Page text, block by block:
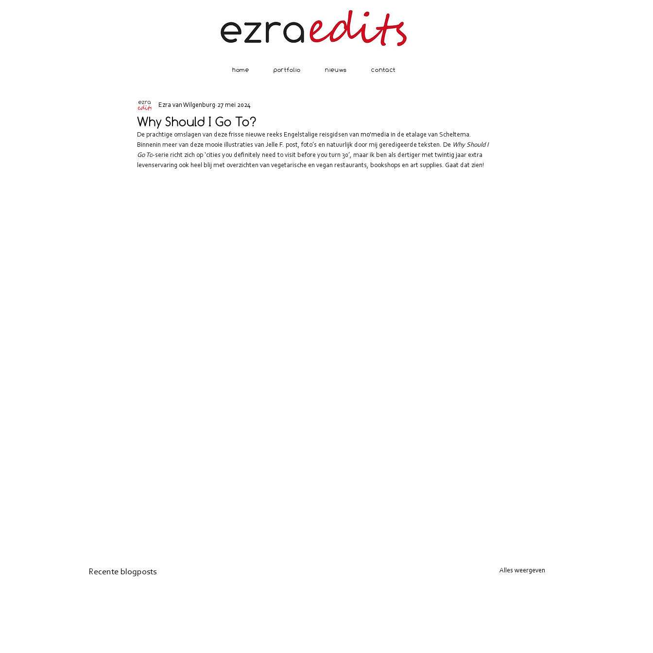
home portfolio nieuws contact
Why Should I Go To?
Ezra van Wilgenburg 27 mei 2024
De prachtige omslagen van deze frisse nieuwe reeks Engelstalige reisgidsen van mo'media in de etalage van Scheltema.
Binnenin meer van deze mooie illustraties van Jelle F. post, foto’s en natuurlijk door mij geredigeerde teksten. De Why Should I
Go To-serie richt zich op ‘cities you definitely need to visit before you turn 30’, maar ik ben als dertiger met twintig jaar extra
levenservaring ook heel blij met overzichten van vegetarische en vegan restaurants, bookshops en art supplies. Gaat dat zien!
Recente blogposts Alles weergeven